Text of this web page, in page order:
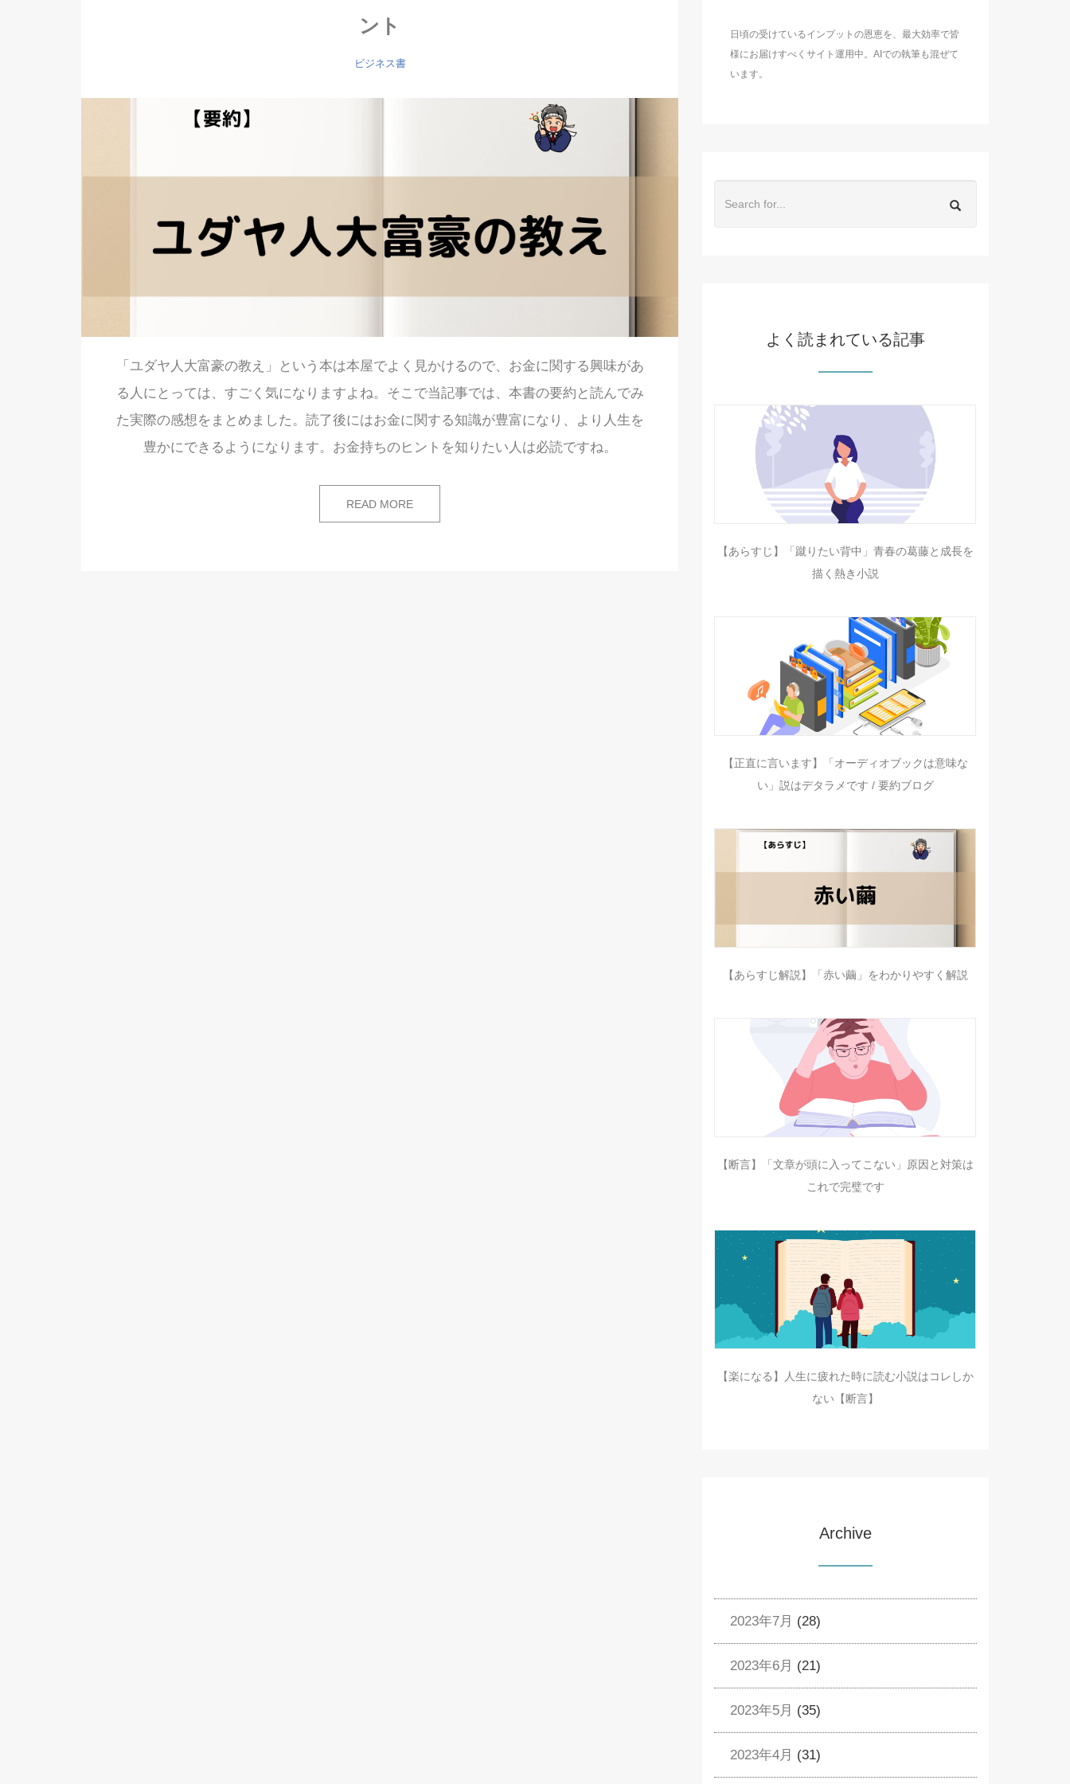
ント
ビジネス書
「ユダヤ人大富豪の教え」という本は本屋でよく見かけるので、お金に関する興味があ
る人にとっては、すごく気になりますよね。そこで当記事では、本書の要約と読んでみ
た実際の感想をまとめました。読了後にはお金に関する知識が豊富になり、より人生を
豊かにできるようになります。お金持ちのヒントを知りたい人は必読ですね。
READ MORE
日頃の受けているインプットの恩恵を、最大効率で皆
様にお届けすべくサイト運用中。AIでの執筆も混ぜて
います。
よく読まれている記事
【あらすじ】「蹴りたい背中」青春の葛藤と成長を
描く熱き小説
【正直に言います】「オーディオブックは意味な
い」説はデタラメです / 要約ブログ
【あらすじ解説】「赤い繭」をわかりやすく解説
【断言】「文章が頭に入ってこない」原因と対策は
これで完璧です
【楽になる】人生に疲れた時に読む小説はコレしか
ない【断言】
Archive
2023年7月 (28)
2023年6月 (21)
2023年5月 (35)
2023年4月 (31)